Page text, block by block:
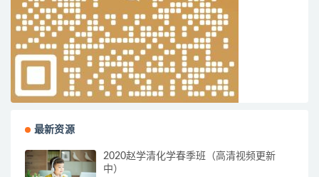
最新资源
2020赵学清化学春季班（高清视频更新
中）